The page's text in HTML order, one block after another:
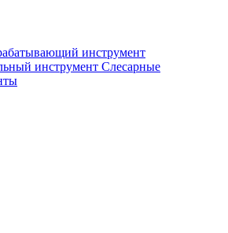
инструмент
инструмент Слесарные